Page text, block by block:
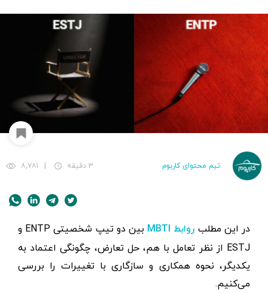
تیم محتوای کاربوم ۳ دقیقه ۸,۷۸۱
در این مطلب روابط MBTI
بین دو تیپ شخصیتی ENTP و
ESTJ از نظر تعامل با هم، حل تعارض، چگونگی اعتماد به
یکدیگر، نحوه همکاری و سازگاری با تغییرات را بررسی
می‌کنیم.